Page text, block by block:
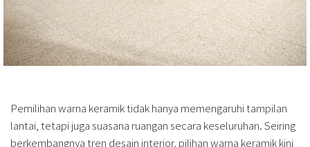
Pemilihan warna keramik tidak hanya memengaruhi tampilan
lantai, tetapi juga suasana ruangan secara keseluruhan. Seiring
berkembangnya tren desain interior, pilihan warna keramik kini